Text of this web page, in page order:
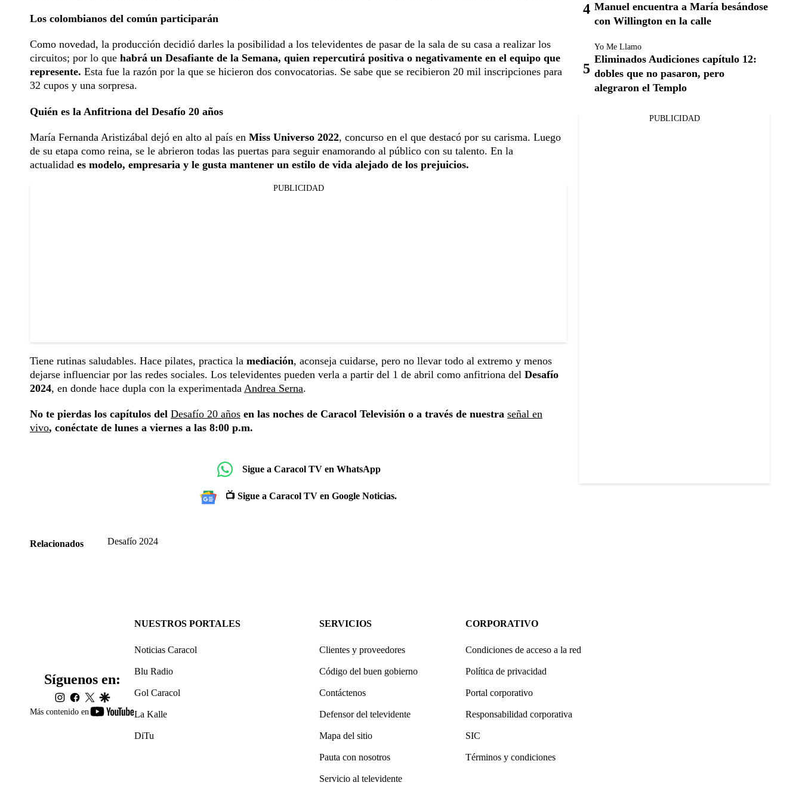
Los colombianos del común participarán
Como novedad, la producción decidió darles la posibilidad a los televidentes de pasar de la sala de su casa a realizar los
circuitos; por lo que habrá un Desafiante de la Semana, quien repercutirá positiva o negativamente en el equipo que
represente. Esta fue la razón por la que se hicieron dos convocatorias. Se sabe que se recibieron 20 mil inscripciones para
32 cupos y una sorpresa.
Quién es la Anfitriona del Desafío 20 años
María Fernanda Aristizábal dejó en alto al país en Miss Universo 2022, concurso en el que destacó por su carisma. Luego
de su etapa como reina, se le abrieron todas las puertas para seguir enamorando al público con su talento. En la
actualidad es modelo, empresaria y le gusta mantener un estilo de vida alejado de los prejuicios.
PUBLICIDAD
Tiene rutinas saludables. Hace pilates, practica la mediación, aconseja cuidarse, pero no llevar todo al extremo y menos
dejarse influenciar por las redes sociales. Los televidentes pueden verla a partir del 1 de abril como anfitriona del Desafío
2024, en donde hace dupla con la experimentada Andrea Serna.
No te pierdas los capítulos del Desafío 20 años en las noches de Caracol Televisión o a través de nuestra señal en
vivo, conéctate de lunes a viernes a las 8:00 p.m.
Sigue a Caracol TV en WhatsApp
📺 Sigue a Caracol TV en Google Noticias.
Relacionados Desafío 2024
Manuel encuentra a María besándose
con Willington en la calle
Yo Me Llamo
Eliminados Audiciones capítulo 12:
dobles que no pasaron, pero
alegraron el Templo
PUBLICIDAD
Más contenido en
youtube-
Síguenos en:
instagram
facebook
twittergoogle
NUESTROS PORTALES
Noticias Caracol
Blu Radio
Gol Caracol
La Kalle
DiTu
SERVICIOS
Clientes y proveedores
Código del buen gobierno
Contáctenos
Defensor del televidente
Mapa del sitio
Pauta con nosotros
Servicio al televidente
CORPORATIVO
Condiciones de acceso a la red
Política de privacidad
Portal corporativo
Responsabilidad corporativa
SIC
Términos y condiciones